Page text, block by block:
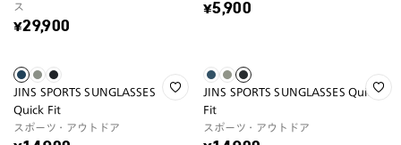
ス
¥29,900
¥5,900
JINS SPORTS SUNGLASSES
Quick Fit
スポーツ・アウトドア
JINS SPORTS SUNGLASSES Quick
Fit
スポーツ・アウトドア